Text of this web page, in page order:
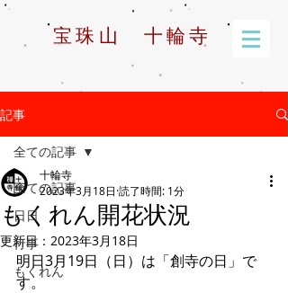
宝珠山 十輪寺
記事
全ての記事
日日
行事
もくれん
全ての記事
もくれん開花状況
十輪寺
2023年3月18日 読了時間: 1分
更新日： 2023年3月18日
明日3月19日（日）は「創寺の日」で
す。